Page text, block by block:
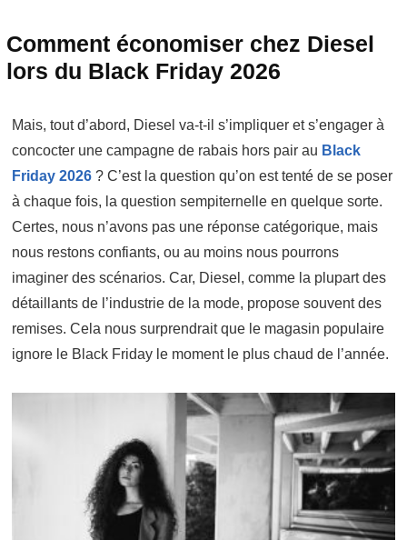
Comment économiser chez Diesel
lors du Black Friday 2026
Mais, tout d’abord, Diesel va-t-il s’impliquer et s’engager à
concocter une campagne de rabais hors pair au Black
Friday 2026 ? C’est la question qu’on est tenté de se poser
à chaque fois, la question sempiternelle en quelque sorte.
Certes, nous n’avons pas une réponse catégorique, mais
nous restons confiants, ou au moins nous pourrons
imaginer des scénarios. Car, Diesel, comme la plupart des
détaillants de l’industrie de la mode, propose souvent des
remises. Cela nous surprendrait que le magasin populaire
ignore le Black Friday le moment le plus chaud de l’année.